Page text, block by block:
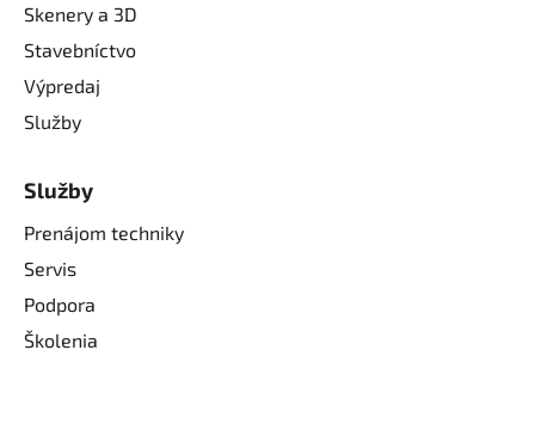
Skenery a 3D
Stavebníctvo
Výpredaj
Služby
Služby
Prenájom techniky
Servis
Podpora
Školenia